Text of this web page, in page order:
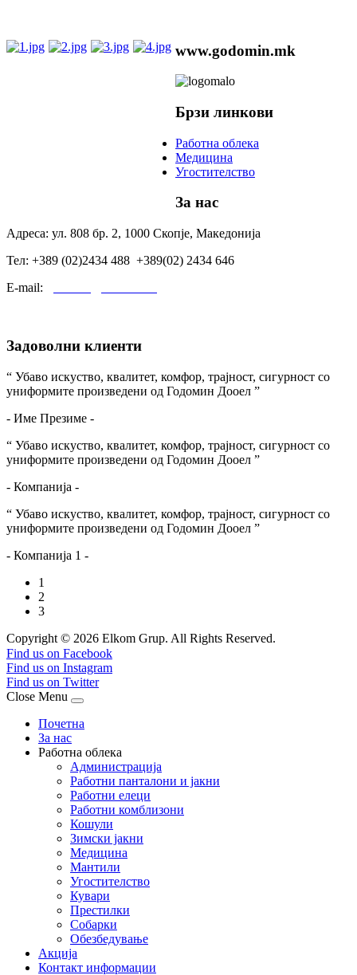
www.godomin.mk
Брзи линкови
Работна облека
Медицина
Угостителство
За нас
Адреса: ул. 808 бр. 2, 1000 Скопје, Македонија
Тел: +389 (02)2434 488 +389(02) 2434 646
E-mail:
Задоволни клиенти
“ Убаво искуство, квалитет, комфор, трајност, сигурност со
униформите произведени од Годомин Дооел ”
- Име Презиме -
“ Убаво искуство, квалитет, комфор, трајност, сигурност со
униформите произведени од Годомин Дооел ”
- Компанија -
“ Убаво искуство, квалитет, комфор, трајност, сигурност со
униформите произведени од Годомин Дооел ”
- Компанија 1 -
1
2
3
Copyright © 2026 Elkom Grup. All Rights Reserved.
Joomla! 3 Templates
Find us on Facebook
Find us on Instagram
Find us on Twitter
Close Menu
Почетна
За нас
Работна облека
Администрација
Работни панталони и јакни
Работни елеци
Работни комблизони
Кошули
Зимски јакни
Медицина
Мантили
Угостителство
Кувари
Престилки
Собарки
Обезбедување
Акција
Контакт информации